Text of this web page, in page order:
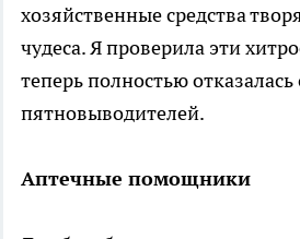
хозяйственные средства
чудеса. Я проверила эти
теперь полностью
пятновыводителей.
Аптечные помощники